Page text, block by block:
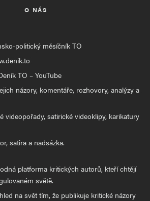
O NÁS
politický měsíčník TO
TO – YouTube
názory, komentáře, rozhovory, analýzy a
videopořady, satirické videoklipy, karikatury
satira a nadsázka.
platforma kritických autorů, kteří chtějí
světě.
na svět tím, že publikuje kritické názory